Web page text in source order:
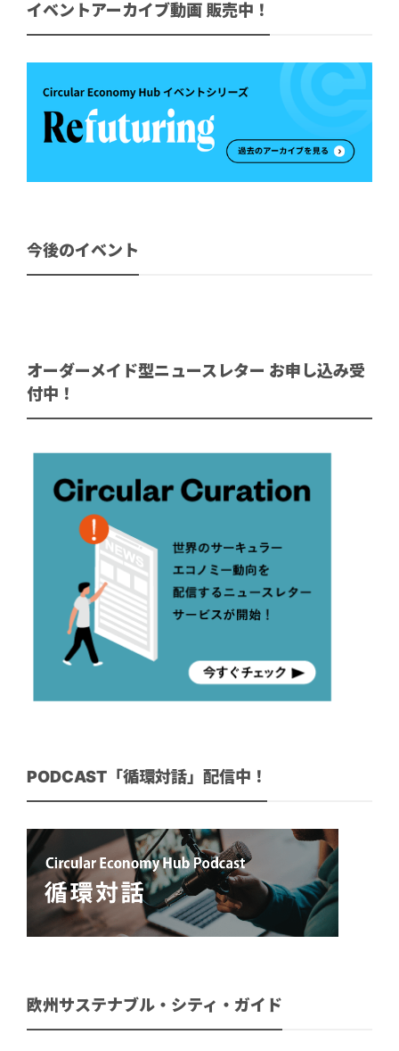
イベントアーカイブ動画 販売中！
今後のイベント
オーダーメイド型ニュースレター お申し込み受
付中！
PODCAST「循環対話」配信中！
欧州サステナブル・シティ・ガイド